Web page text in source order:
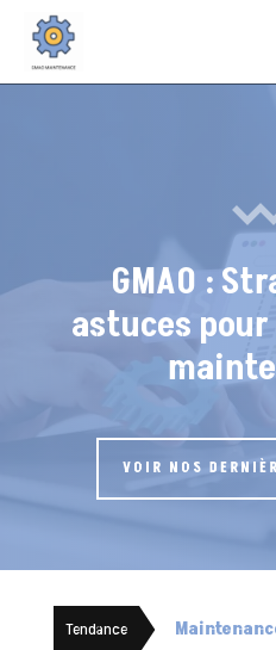
GMAO :
astuces
VOIR NOS
Tendance